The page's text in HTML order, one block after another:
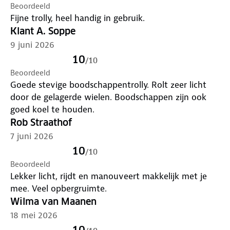
Beoordeeld
Fijne trolly, heel handig in gebruik.
Klant A. Soppe
9 juni 2026
10/10
Beoordeeld
Goede stevige boodschappentrolly. Rolt zeer licht
door de gelagerde wielen. Boodschappen zijn ook
goed koel te houden.
Rob Straathof
7 juni 2026
10/10
Beoordeeld
Lekker licht, rijdt en manouveert makkelijk met je
mee. Veel opbergruimte.
Wilma van Maanen
18 mei 2026